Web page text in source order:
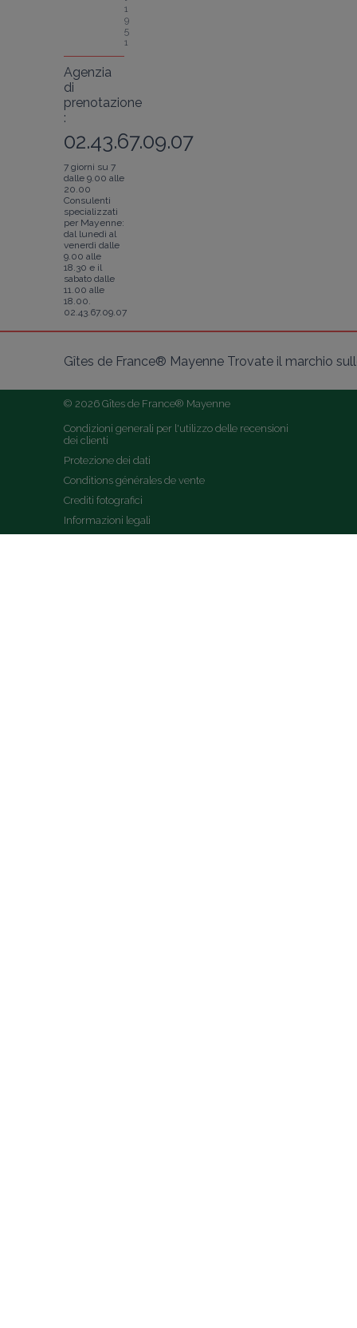
1
9
5
1
Agenzia
di
prenotazione
:
02.43.67.09.07
7 giorni su 7
dalle 9.00 alle
20.00
Consulenti
specializzati
per Mayenne:
dal lunedì al
venerdì dalle
9.00 alle
18.30 e il
sabato dalle
11.00 alle
18.00.
02.43.67.09.07
Gîtes de France® Mayenne Trovate il marchio
© 2026 Gîtes de France® Mayenne
Condizioni generali per l'utilizzo delle recensioni
dei clienti
Protezione dei dati
Conditions générales de vente
Crediti fotografici
Informazioni legali